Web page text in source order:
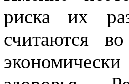
риска их
считаются